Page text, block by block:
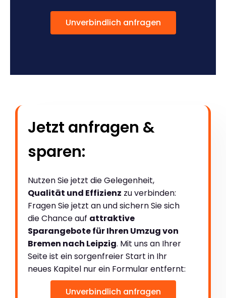
Unverbindlich anfragen
Jetzt anfragen &
sparen:
Nutzen Sie jetzt die Gelegenheit,
Qualität und Effizienz zu verbinden:
Fragen Sie jetzt an und sichern Sie sich
die Chance auf attraktive
Sparangebote für Ihren Umzug von
Bremen nach Leipzig. Mit uns an Ihrer
Seite ist ein sorgenfreier Start in Ihr
neues Kapitel nur ein Formular entfernt:
Unverbindlich anfragen